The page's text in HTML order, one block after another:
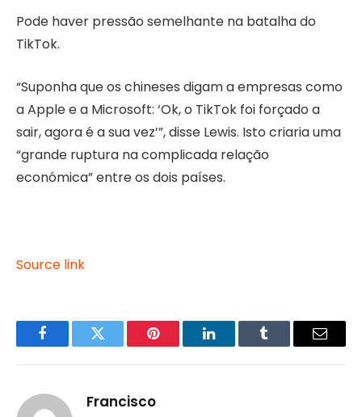
Pode haver pressão semelhante na batalha do
TikTok.
“Suponha que os chineses digam a empresas como
a Apple e a Microsoft: ‘Ok, o TikTok foi forçado a
sair, agora é a sua vez’”, disse Lewis. Isto criaria uma
“grande ruptura na complicada relação
económica” entre os dois países.
Source link
FacebookTwitter Pinterest LinkedInTumblr Email
Francisco